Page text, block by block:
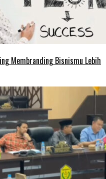
Membranding Bisnismu Lebih